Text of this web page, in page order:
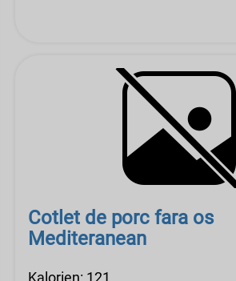
Cotlet de porc fara os
Mediteranean
Kalorien: 121